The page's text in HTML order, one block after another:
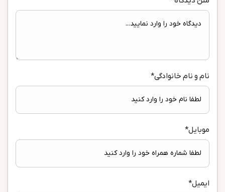
نام و نام خانوادگی*
موبایل*
ایمیل*